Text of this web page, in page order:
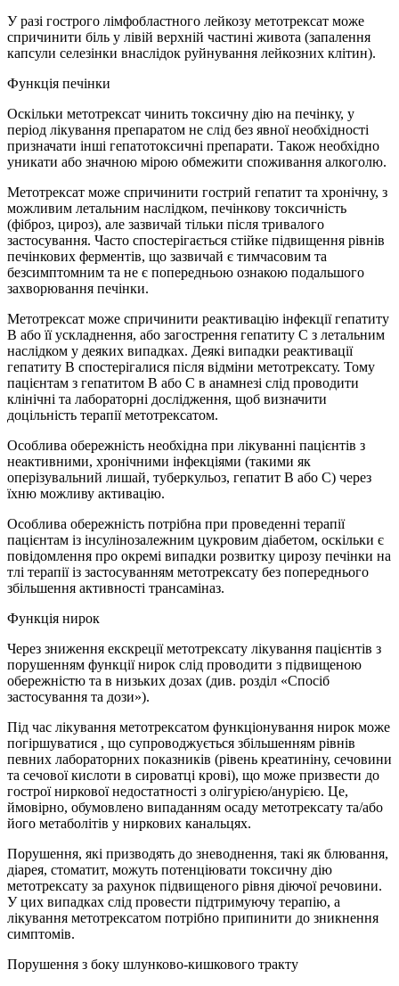
У разі гострого лімфобластного лейкозу метотрексат може
спричинити біль у лівій верхній частині живота (запалення
капсули селезінки внаслідок руйнування лейкозних клітин).
Функція печінки
Оскільки метотрексат чинить токсичну дію на печінку, у
період лікування препаратом не слід без явної необхідності
призначати інші гепатотоксичні препарати. Також необхідно
уникати або значною мірою обмежити споживання алкоголю.
Метотрексат може спричинити гострий гепатит та хронічну, з
можливим летальним наслідком, печінкову токсичність
(фіброз, цироз), але зазвичай тільки після тривалого
застосування. Часто спостерігається стійке підвищення рівнів
печінкових ферментів, що зазвичай є тимчасовим та
безсимптомним та не є попередньою ознакою подальшого
захворювання печінки.
Метотрексат може спричинити реактивацію інфекції гепатиту
В або її ускладнення, або загострення гепатиту C з летальним
наслідком у деяких випадках. Деякі випадки реактивації
гепатиту В спостерігалися після відміни метотрексату. Тому
пацієнтам з гепатитом B або С в анамнезі слід проводити
клінічні та лабораторні дослідження, щоб визначити
доцільність терапії метотрексатом.
Особлива обережність необхідна при лікуванні пацієнтів з
неактивними, хронічними інфекціями (такими як
оперізувальний лишай, туберкульоз, гепатит В або С) через
їхню можливу активацію.
Особлива обережність потрібна при проведенні терапії
пацієнтам із інсулінозалежним цукровим діабетом, оскільки є
повідомлення про окремі випадки розвитку цирозу печінки на
тлі терапії із застосуванням метотрексату без попереднього
збільшення активності трансаміназ.
Функція нирок
Через зниження екскреції метотрексату лікування пацієнтів з
порушенням функції нирок слід проводити з підвищеною
обережністю та в низьких дозах (див. розділ «Спосіб
застосування та дози»).
Під час лікування метотрексатом функціонування нирок може
погіршуватися , що супроводжується збільшенням рівнів
певних лабораторних показників (рівень креатиніну, сечовини
та сечової кислоти в сироватці крові), що може призвести до
гострої ниркової недостатності з олігурією/анурією. Це,
ймовірно, обумовлено випаданням осаду метотрексату та/або
його метаболітів у ниркових канальцях.
Порушення, які призводять до зневоднення, такі як блювання,
діарея, стоматит, можуть потенціювати токсичну дію
метотрексату за рахунок підвищеного рівня діючої речовини.
У цих випадках слід провести підтримуючу терапію, а
лікування метотрексатом потрібно припинити до зникнення
симптомів.
Порушення з боку шлунково-кишкового тракту